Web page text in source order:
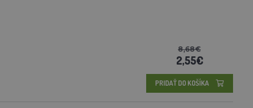
8,68€
2,55€
PRIDAŤ DO KOŠÍKA